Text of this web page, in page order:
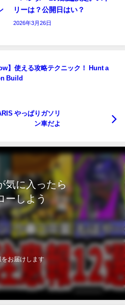
リーは？公開日はい？
2026年3月26日
】使える攻略テクニック！ Hunt a
Build
やっぱりガソリ
ン車だよ
気に入ったら
ーしよう
をお届けします